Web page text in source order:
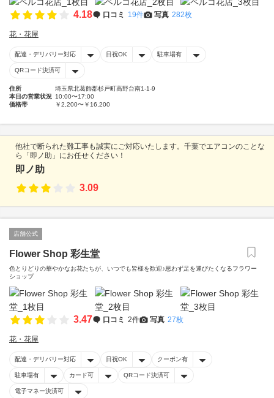
4.18 口コミ 19件 写真 282枚
花・花屋
配達・デリバリー対応 日祝OK 駐車場有
QRコード決済可
住所
埼玉県北葛飾郡杉戸町高野台南1-1-9
本日の営業状況 10:00〜17:00
価格帯
￥2,200〜￥16,200
他社で断られた難工事も誠実にご対応いたします。千葉でエアコンのことな
ら「即ノ助」にお任せください！
即ノ助
3.09
店舗公式
Flower Shop 彩生堂
色とりどりの華やかなお花たちが、いつでも皆様を歓迎♪思わず足を運びたくなるフラワー
ショップ
3.47 口コミ 2件 写真 27枚
花・花屋
配達・デリバリー対応 日祝OK クーポン有
駐車場有 カード可 QRコード決済可
電子マネー決済可